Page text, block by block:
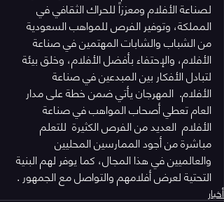
لصناعة الأفلام ومعززاً للحراك الثقافي في
المملكة، وتوفير الفرص للمواهب السعودية
من الشباب والشابات المهتمين في صناعة
الأفلام، والإحتفاء بأفضل الأفلام، وخلق بيئة
لتبادل الأفكار بين المبدعين في صناعة
الأفلام.  المهرجان يأتي ضمن خطة على مدار
العام تعطي أصحاب المواهب في صناعة
الأفلام  العديد من الفرص الكثيرة  للتعلم
مباشرة من أجود الممارسين المحليين
والعالميين في هذا المجال، كما يوفر لهم البنية
التحتية لعرض أفلامهم والتواصل مع الجمهور .
أخبار